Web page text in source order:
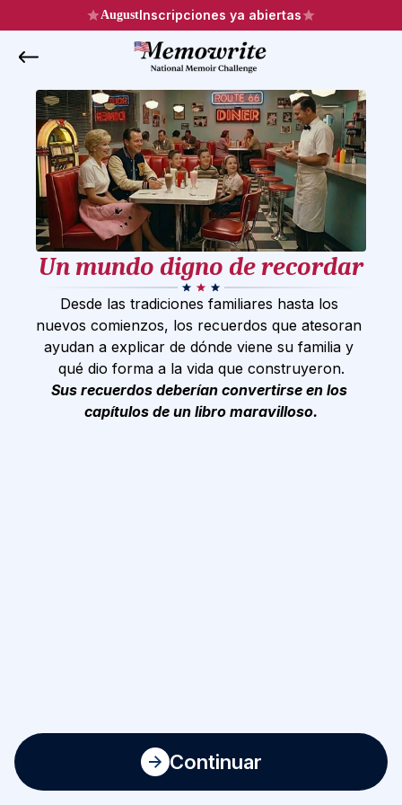
AugustInscripciones ya abiertas
Un mundo digno de recordar
Desde las tradiciones familiares hasta los
nuevos comienzos, los recuerdos que atesoran
ayudan a explicar de dónde viene su familia y
qué dio forma a la vida que construyeron.
Sus recuerdos deberían convertirse en los
capítulos de un libro maravilloso.
Continuar